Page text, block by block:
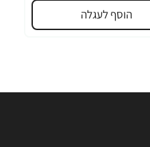
הוסף לעגלה